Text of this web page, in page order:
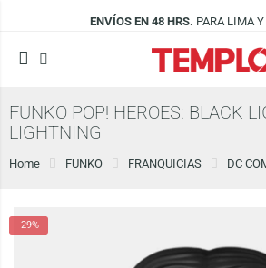
LIMA Y CALLAO (*)
FUNKO POP! HEROES: BLACK
LIGHTNING
Home FUNKO FRANQUICIAS DC
-29%